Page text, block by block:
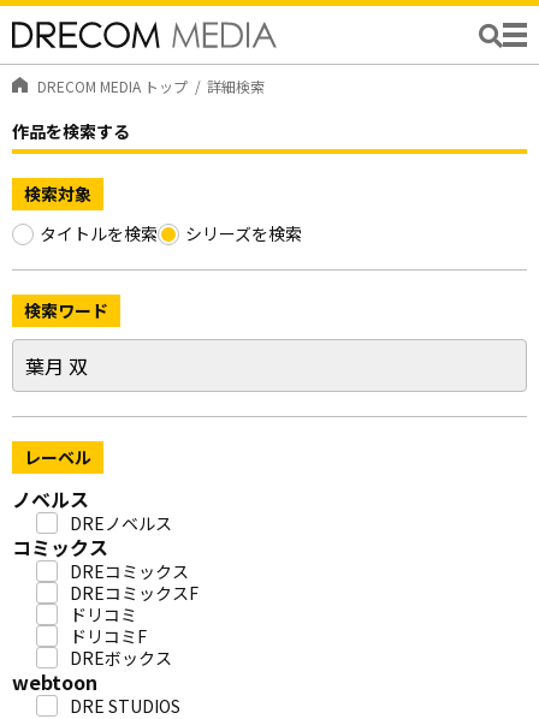
DRECOM MEDIA トップ 詳細検索
作品を検索する
検索対象
タイトルを検索
シリーズを検索
検索ワード
レーベル
ノベルス
DREノベルス
コミックス
DREコミックス
DREコミックスF
ドリコミ
ドリコミF
DREボックス
webtoon
DRE STUDIOS